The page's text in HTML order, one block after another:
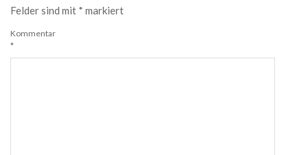
Felder sind mit * markiert
Kommentar
*